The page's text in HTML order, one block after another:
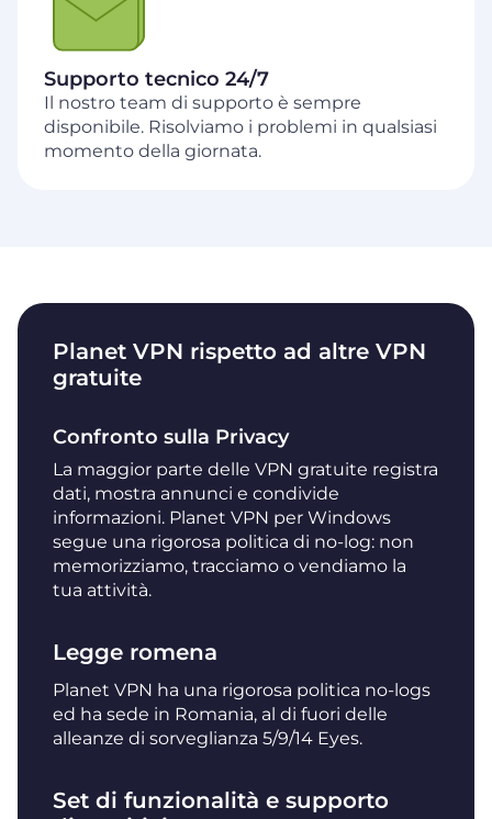
Supporto tecnico 24/7
Il nostro team di supporto è sempre
disponibile. Risolviamo i problemi in qualsiasi
momento della giornata.
Planet VPN rispetto ad altre VPN
gratuite
Confronto sulla Privacy
La maggior parte delle VPN gratuite registra
dati, mostra annunci e condivide
informazioni. Planet VPN per Windows
segue una rigorosa politica di no-log: non
memorizziamo, tracciamo o vendiamo la
tua attività.
Legge romena
Planet VPN ha una rigorosa politica no-logs
ed ha sede in Romania, al di fuori delle
alleanze di sorveglianza 5/9/14 Eyes.
Set di funzionalità e supporto